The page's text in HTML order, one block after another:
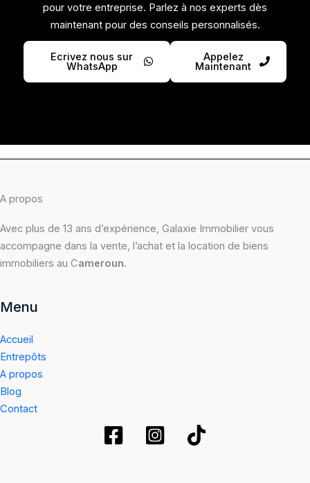
pour votre entreprise. Parlez à nos experts dès
maintenant pour des conseils personnalisés.
Ecrivez nous sur
WhatsApp
Appelez
Maintenant
A propos
Avec plus de 13 ans d’expérience, Galaxie Immobilier vous
accompagne dans la vente, l’achat et la location de biens
immobiliers au Cameroun.
Menu
Accueil
Entrepôts
A propos
Blog
Contact